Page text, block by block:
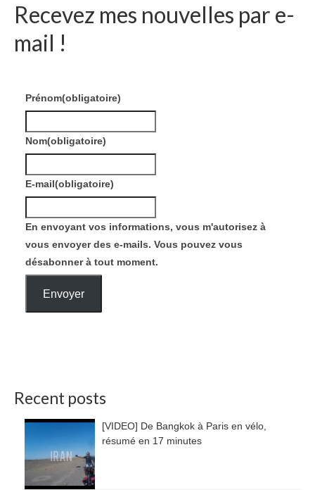
Recevez mes nouvelles par e-
mail !
Prénom(obligatoire)
Nom(obligatoire)
E-mail(obligatoire)
En envoyant vos informations, vous m'autorisez à
vous envoyer des e-mails. Vous pouvez vous
désabonner à tout moment.
Envoyer
Recent posts
[VIDEO] De Bangkok à Paris en vélo,
résumé en 17 minutes